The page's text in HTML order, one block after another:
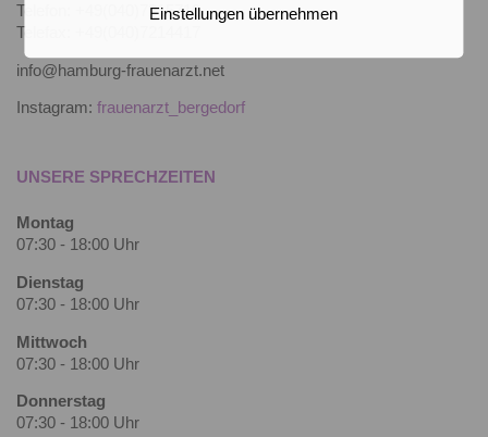
Telefon: +49(040)7215710
Telefax: +49(040)7214417
info@hamburg-frauenarzt.net
Instagram: frauenarzt_bergedorf
UNSERE SPRECHZEITEN
Montag
07:30 - 18:00 Uhr
Dienstag
07:30 - 18:00 Uhr
Mittwoch
07:30 - 18:00 Uhr
Donnerstag
07:30 - 18:00 Uhr
Einstellungen übernehmen